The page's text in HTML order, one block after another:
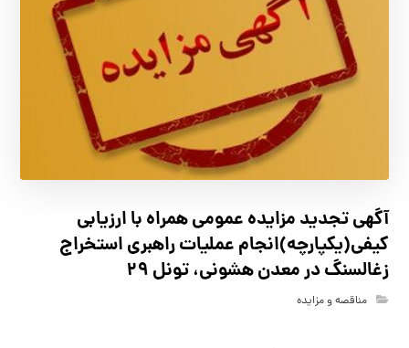
آگهي تجدید مزايده عمومی همراه با ارزیابی
کیفی(یکپارچه)انجام عملیات راهبری استخراج
زغالسنگ در معدن هشونی، تونل ۲۹
مناقصه و مزایده